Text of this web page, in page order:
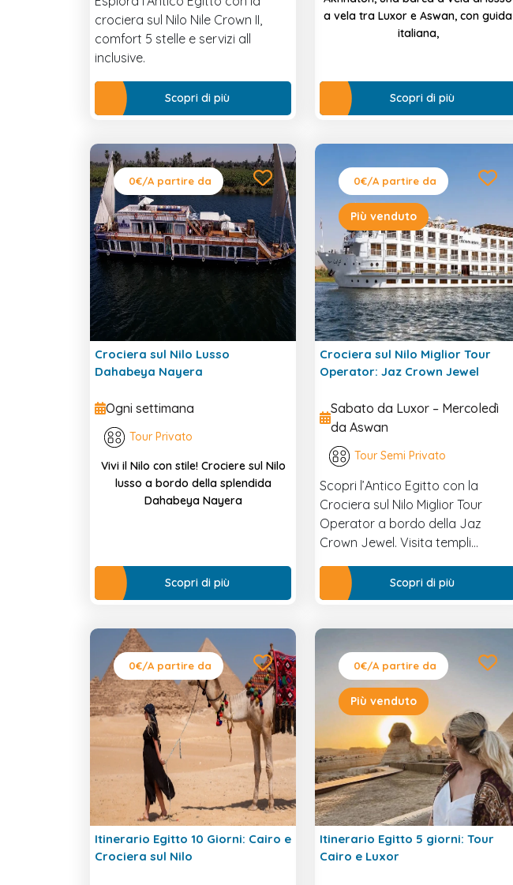
crociera sul Nilo Nile Crown II,
comfort 5 stelle e servizi all
inclusive.
Scopri di più
a vela tra Luxor e Aswan, con guida
italiana,
Scopri di più
0€/A partire da
Crociera sul Nilo Lusso
Dahabeya Nayera
Ogni settimana
Tour Privato
Vivi il Nilo con stile! Crociere sul Nilo
lusso a bordo della splendida
Dahabeya Nayera
Scopri di più
0€/A partire da
Più venduto
Crociera sul Nilo Miglior Tour
Operator: Jaz Crown Jewel
Sabato da Luxor – Mercoledì
da Aswan
Tour Semi Privato
Scopri l’Antico Egitto con la
Crociera sul Nilo Miglior Tour
Operator a bordo della Jaz
Crown Jewel. Visita templi
comfort 5 stelle e servizi all
inclusive.
Scopri di più
0€/A partire da
Itinerario Egitto 10 Giorni: Cairo e
Crociera sul Nilo
0€/A partire da
Più venduto
Itinerario Egitto 5 giorni: Tour
Cairo e Luxor